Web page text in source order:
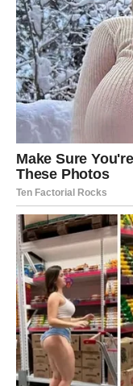
i sposobnost da
Sve ono za šta ste
sada počinje da
Ljudi koji su vas
zapravo jaki. Oni
koliko možete da
Najvažnije je da
dozvolite sumnji da